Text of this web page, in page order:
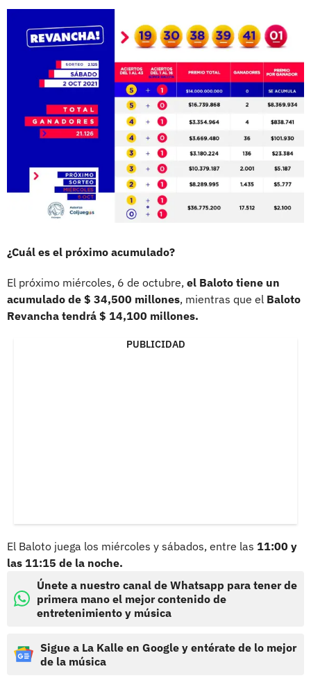
¿Cuál es el próximo acumulado?
El próximo miércoles, 6 de octubre, el Baloto tiene un
acumulado de $ 34,500 millones, mientras que el Baloto
Revancha tendrá $ 14,100 millones.
PUBLICIDAD
El Baloto juega los miércoles y sábados, entre las 11:00 y
las 11:15 de la noche.
Únete a nuestro canal de Whatsapp para tener de
primera mano el mejor contenido de
entretenimiento y música
Sigue a La Kalle en Google y entérate de lo mejor
de la música